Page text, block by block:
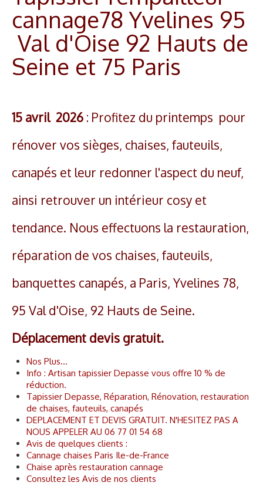
Tapissier rempailleur 92 Hauts de Seine
Tapissier Rempailleur 78 Yvelines
Tapissier rempailleur Val d'Oise 95▼
Réparation chaises
Nos réalisations
Contact
cannage78 Yvelines 95
Val d'Oise 92 Hauts de
Seine et 75 Paris
15 avril 2026 : Profitez du printemps pour
rénover vos sièges, chaises, fauteuils,
canapés et leur redonner l'aspect du neuf,
ainsi retrouver un intérieur cosy et
tendance. Nous effectuons la restauration,
réparation de vos chaises, fauteuils,
banquettes canapés, a Paris, Yvelines 78,
95 Val d'Oise, 92 Hauts de Seine.
Déplacement devis gratuit.
Nos Plus...
Info : Artisan tapissier Depasse vous offre 10 % de
réduction.
Tapissier Depasse, Réparation, Rénovation, restauration
de chaises, fauteuils, canapés
DEPLACEMENT ET DEVIS GRATUIT. N'HESITEZ PAS A
NOUS APPELER AU 06 77 01 54 68
Avis de quelques clients :
Cannage chaises Paris Ile-de-France
Chaise après restauration cannage
Consultez les Avis de nos clients